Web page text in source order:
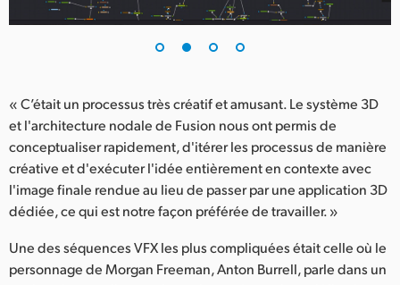
United States
« C’était un processus très créatif et amusant. Le système 3D
et l'architecture nodale de Fusion nous ont permis de
conceptualiser rapidement, d'itérer les processus de manière
créative et d'exécuter l'idée entièrement en contexte avec
l'image finale rendue au lieu de passer par une application 3D
dédiée, ce qui est notre façon préférée de travailler. »
Une des séquences VFX les plus compliquées était celle où le
personnage de Morgan Freeman, Anton Burrell, parle dans un